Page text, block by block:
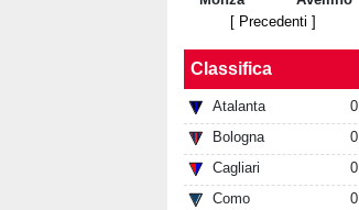
[ Precedenti ]
Classifica
Atalanta
0
Bologna
0
Cagliari
0
Como
0